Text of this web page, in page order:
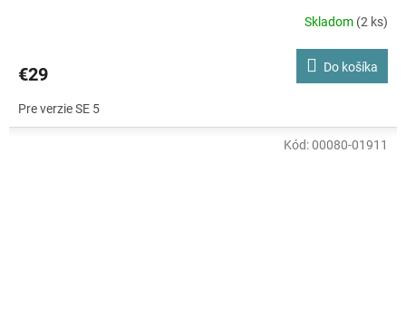
Skladom (2 ks)
€29 Do košíka
Pre verzie SE 5
Kód:00080-01911